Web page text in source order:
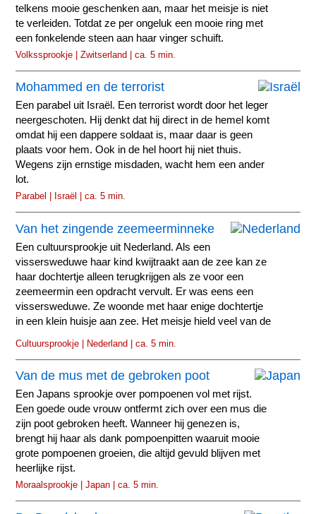
telkens mooie geschenken aan, maar het meisje is niet
te verleiden. Totdat ze per ongeluk een mooie ring met
een fonkelende steen aan haar vinger schuift.
Volkssprookje | Zwitserland | ca. 5 min.
Mohammed en de terrorist
Een parabel uit Israël. Een terrorist wordt door het leger
neergeschoten. Hij denkt dat hij direct in de hemel komt
omdat hij een dappere soldaat is, maar daar is geen
plaats voor hem. Ook in de hel hoort hij niet thuis.
Wegens zijn ernstige misdaden, wacht hem een ander
lot.
Parabel | Israël | ca. 5 min.
Van het zingende zeemeerminneke
Een cultuursprookje uit Nederland. Als een
vissersweduwe haar kind kwijtraakt aan de zee kan ze
haar dochtertje alleen terugkrijgen als ze voor een
zeemeermin een opdracht vervult. Er was eens een
vissersweduwe. Ze woonde met haar enige dochtertje
in een klein huisje aan zee. Het meisje hield veel van de
Cultuursprookje | Nederland | ca. 5 min.
Van de mus met de gebroken poot
Een Japans sprookje over pompoenen vol met rijst.
Een goede oude vrouw ontfermt zich over een mus die
zijn poot gebroken heeft. Wanneer hij genezen is,
brengt hij haar als dank pompoenpitten waaruit mooie
grote pompoenen groeien, die altijd gevuld blijven met
heerlijke rijst.
Moraalsprookje | Japan | ca. 5 min.